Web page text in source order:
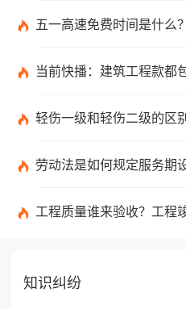
五一高速免费时间是什么？免费通行的时间
当前快播：建筑工程款都包含哪些项目？建筑施工
轻伤一级和轻伤二级的区别是什么？轻伤一
劳动法是如何规定服务期设定条件的？劳动法调整
工程质量谁来验收？工程竣工验收不合格
知识纠纷